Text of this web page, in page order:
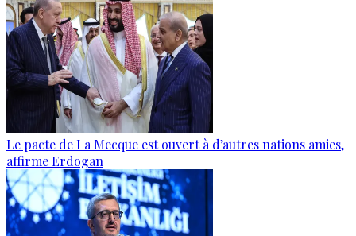
Le pacte de La Mecque est ouvert à d’autres nations amies,
affirme Erdogan